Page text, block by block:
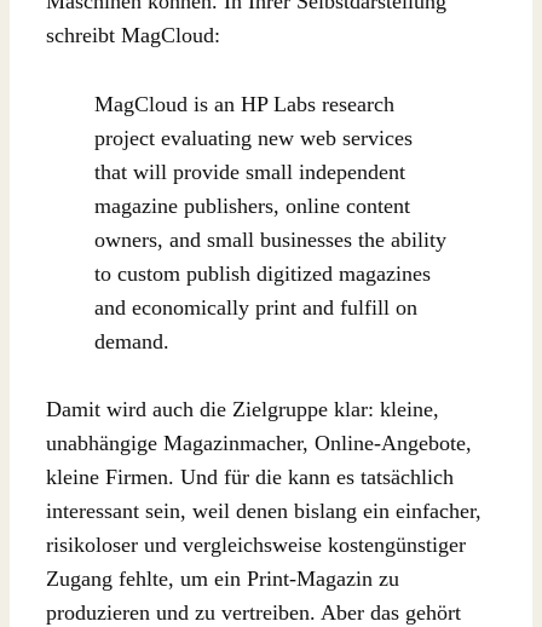
schreibt MagCloud:
MagCloud is an HP Labs research
project evaluating new web services
that will provide small independent
magazine publishers, online content
owners, and small businesses the ability
to custom publish digitized magazines
and economically print and fulfill on
demand.
Damit wird auch die Zielgruppe klar: kleine,
unabhängige Magazinmacher, Online-Angebote,
kleine Firmen. Und für die kann es tatsächlich
interessant sein, weil denen bislang ein einfacher,
risikoloser und vergleichsweise kostengünstiger
Zugang fehlte, um ein Print-Magazin zu
produzieren und zu vertreiben. Aber das gehört